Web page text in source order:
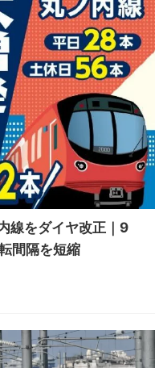
線をダイヤ改正｜9
間隔を短縮